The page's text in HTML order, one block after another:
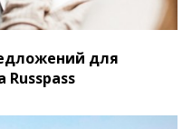
для
Russpass